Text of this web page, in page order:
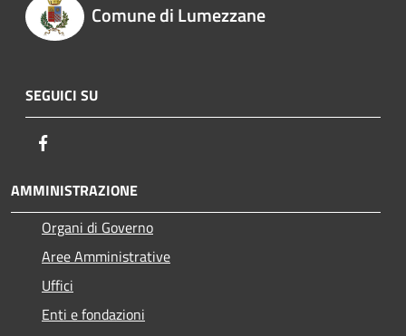
Comune di Lumezzane
SEGUICI SU
AMMINISTRAZIONE
Organi di Governo
Aree Amministrative
Uffici
Enti e fondazioni